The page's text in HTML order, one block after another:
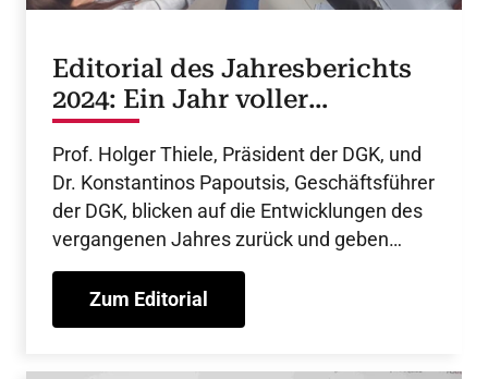
Editorial des Jahresberichts
2024: Ein Jahr voller
Veränderungen
Prof. Holger Thiele, Präsident der DGK, und
Dr. Konstantinos Papoutsis, Geschäftsführer
der DGK, blicken auf die Entwicklungen des
vergangenen Jahres zurück und geben
einen Überblick über Initiativen und
Fortschritte der Fachgesellschaft.
Zum Editorial